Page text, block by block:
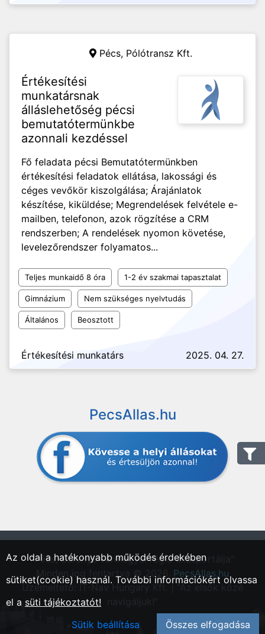
Pécs, Pólótransz Kft.
Értékesítési
munkatársnak
álláslehetőség pécsi
bemutatótermünkbe
azonnali kezdéssel
Fő feladata pécsi Bemutatótermünkben
értékesítési feladatok ellátása, lakossági és
céges vevőkör kiszolgálása; Árajánlatok
készítése, kiküldése; Megrendelések felvétele e-
mailben, telefonon, azok rögzítése a CRM
rendszerben; A rendelések nyomon követése,
levelezőrendszer folyamatos...
Teljes munkaidő 8 óra 1-2 év szakmai tapasztalat
Gimnázium Nem szükséges nyelvtudás
Általános Beosztott
Értékesítési munkatárs 2025. 04. 27.
PecsAllas.hu
"Pécs, Baranya vármegyei régió állásportálja"
Minden jog fentartva © 2026. PecsAllas.hu
Üzemeltető: IT-Nav Hungary Kft. | "Az elsők közé
Az oldal a hatékonyabb működés érdekében
sütiket(cookie) használ. További információkért olvassa
el a süti tájékoztatót!
Sütik beállítása
Összes elfogadása